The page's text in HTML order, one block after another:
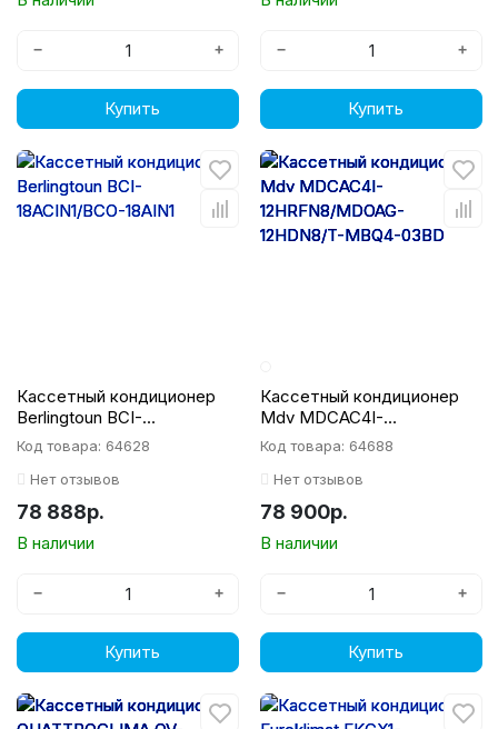
− +
Купить
− +
Купить
Кассетный кондиционер
Berlingtoun BCI-
18ACIN1/BCO-18AIN1
Код товара: 64628
Нет отзывов
78 888р.
В наличии
− +
Купить
Кассетный кондиционер
Mdv MDCAC4I-
12HRFN8/MDOAG-
12HDN8/T-MBQ4-03BD
Код товара: 64688
Нет отзывов
78 900р.
В наличии
− +
Купить